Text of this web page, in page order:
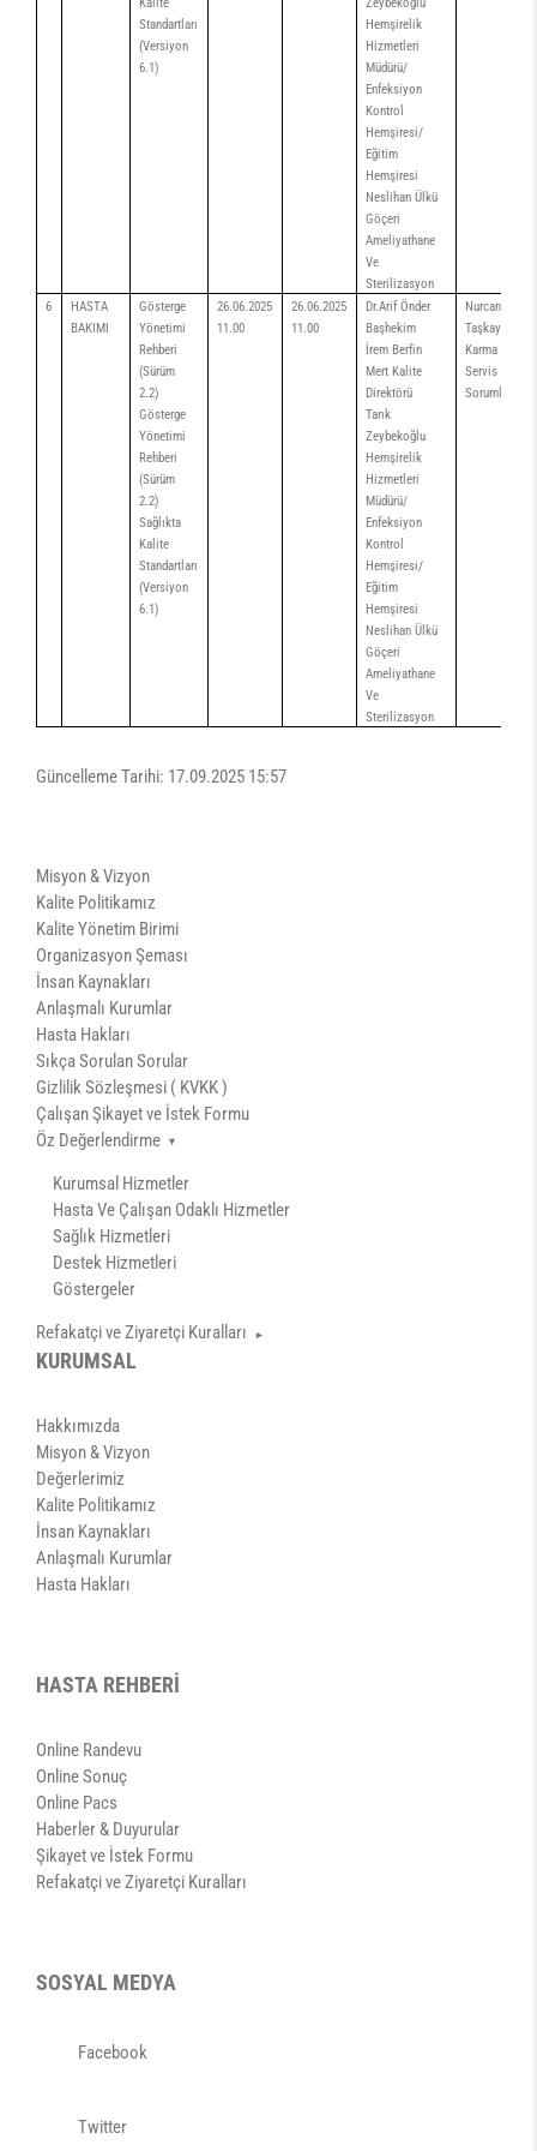
Standartları
(Versiyon
6.1)
Hemşirelik
Hizmetleri
Müdürü/
Enfeksiyon
Kontrol
Hemşiresi/
Eğitim
Hemşiresi
Neslihan Ülkü
Göçeri
Ameliyathane
Ve
Sterilizasyon
6
HASTA
BAKIMI
Gösterge
Yönetimi
Rehberi
(Sürüm
2.2)
Gösterge
Yönetimi
Rehberi
(Sürüm
2.2)
Sağlıkta
Kalite
Standartları
(Versiyon
6.1)
26.06.2025
11.00
26.06.2025
11.00
Dr.Arif Önder
Başhekim
İrem Berfin
Mert Kalite
Direktörü
Tarık
Zeybekoğlu
Hemşirelik
Hizmetleri
Müdürü/
Enfeksiyon
Kontrol
Hemşiresi/
Eğitim
Hemşiresi
Neslihan Ülkü
Göçeri
Ameliyathane
Ve
Sterilizasyon
Nurcan
Taşkaya
Karma
Servis
Sorumlusu
Güncelleme Tarihi: 17.09.2025 15:57
Misyon & Vizyon
Kalite Politikamız
Kalite Yönetim Birimi
Organizasyon Şeması
İnsan Kaynakları
Anlaşmalı Kurumlar
Hasta Hakları
Sıkça Sorulan Sorular
Gizlilik Sözleşmesi ( KVKK )
Çalışan Şikayet ve İstek Formu
Öz Değerlendirme
Kurumsal Hizmetler
Hasta Ve Çalışan Odaklı Hizmetler
Sağlık Hizmetleri
Destek Hizmetleri
Göstergeler
Refakatçi ve Ziyaretçi Kuralları
Yoğun Bakım Ünitesi
Yenidoğan Yoğun Bakım Ünitesi
KURUMSAL
Hakkımızda
Misyon & Vizyon
Değerlerimiz
Kalite Politikamız
İnsan Kaynakları
Anlaşmalı Kurumlar
Hasta Hakları
HASTA REHBERİ
Online Randevu
Online Sonuç
Online Pacs
Haberler & Duyurular
Şikayet ve İstek Formu
Refakatçi ve Ziyaretçi Kuralları
SOSYAL MEDYA
Facebook
Twitter